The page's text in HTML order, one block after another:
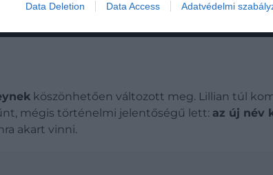
Data Deletion Data Access Adatvédelmi
köszönhetően változott meg. Lillian túl
mégis történelmi jelentőségű lett: az új név
akart vinni.